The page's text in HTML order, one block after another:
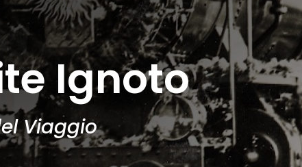
Ignoto
Viaggio